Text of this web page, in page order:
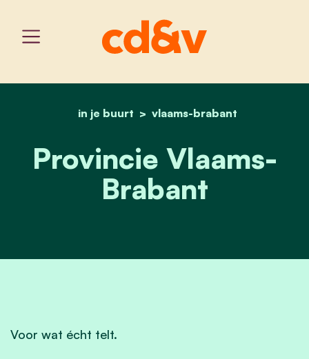
home
in je buurt vlaams-brabant
provincie vlaams-
Provincie Vlaams-
Brabant
Voor wat écht telt.